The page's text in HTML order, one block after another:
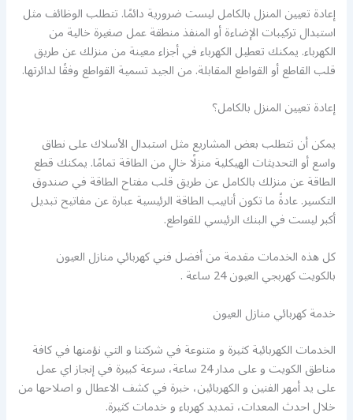
إعادة تعيين المنزل بالكامل ليست ضرورية دائمًا. تتطلب الوظائف مثل
استبدال تركيبات الإضاءة أو المنفذ منطقة عمل صغيرة خالية من
الكهرباء. يمكنك تعطيل الكهرباء في أجزاء معينة من منزلك عن طريق
قلب القاطع أو القواطع المقابلة. من الجيد تسمية القواطع وفقًا لدائرتها.
إعادة تعيين المنزل بالكامل؟
يمكن أن تتطلب بعض المشاريع مثل استبدال الأسلاك على نطاق
واسع أو التحديثات الهيكلية منزلًا خالٍ من الطاقة تمامًا. يمكنك قطع
الطاقة عن منزلك بالكامل عن طريق قلب مفتاح الطاقة في صندوق
التكسير. عادةً ما تكون أنابيب الطاقة الرئيسية عبارة عن مفاتيح تبديل
أكبر ليست في البنك الرئيسي للقواطع.
كل هذه الخدمات مقدمة من أفضل فني كهربائي منازل العيون
بالكويت كهربجي العيون 24 ساعة .
خدمة كهربائي منازل العيون
الخدمات الكهربائية كثيرة و متنوعة في شركتنا و التي نؤمنها في كافة
مناطق الكويت و على مدار 24 ساعة، سرعة كبيرة في إنجاز اي عمل
على يد أمهر الفنين و الكهربائين، خبرة في كشف الاعطال و اصلاحها من
خلال احدث المعدات، تمديد كهرباء و خدمات كثيرة.